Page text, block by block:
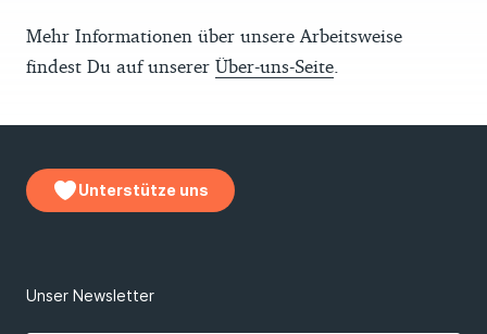
Mehr Informationen über unsere Arbeitsweise
findest Du auf unserer Über-uns-Seite
Unterstütze uns